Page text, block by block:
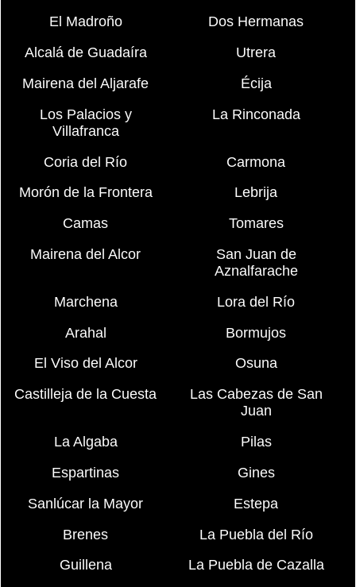
El Madroño
Dos Hermanas
Alcalá de Guadaíra
Utrera
Mairena del Aljarafe
Écija
Los Palacios y
Villafranca
La Rinconada
Coria del Río
Carmona
Morón de la Frontera
Lebrija
Camas
Tomares
Mairena del Alcor
San Juan de
Aznalfarache
Marchena
Lora del Río
Arahal
Bormujos
El Viso del Alcor
Osuna
Castilleja de la Cuesta
Las Cabezas de San
Juan
La Algaba
Pilas
Espartinas
Gines
Sanlúcar la Mayor
Estepa
Brenes
La Puebla del Río
Guillena
La Puebla de Cazalla